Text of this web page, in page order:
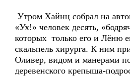
Утром Хайнц собрал на
«Ух!» человек десять,
которых только его и Лёню
скальпель хирурга. К ним
Оливер, видом и манерами
деревенского крепыша-